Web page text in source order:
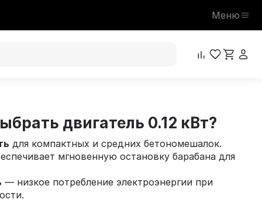
Меню
двигатель 0.12 кВт?
для компактных и средних бетономешалок.
мгновенную остановку барабана для
— низкое потребление электроэнергии при